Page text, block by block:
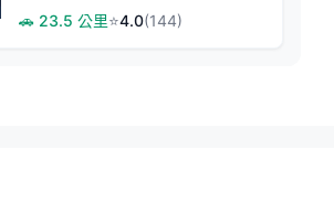
釣場
🚗 23.5 公里⭐4.0(144)